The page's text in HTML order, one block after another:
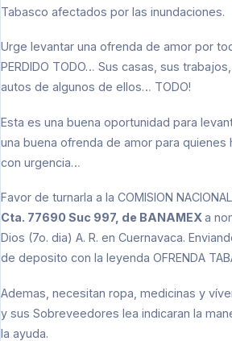
Tabasco afectados por las inundaciones.
Urge levantar una ofrenda de amor por
PERDIDO TODO… Sus casas, sus
autos de algunos de ellos… TODO!
Esta es una buena oportunidad para
una buena ofrenda de amor para quienes
con urgencia…
Favor de turnarla a la COMISION NACIONAL
Cta. 77690 Suc 997, de BANAMEX a
Dios (7o. dia) A. R. en Cuernavaca.
de deposito con la leyenda OFRENDA
Ademas, necesitan ropa, medicinas y
y sus Sobreveedores lea indicaran la
la ayuda.